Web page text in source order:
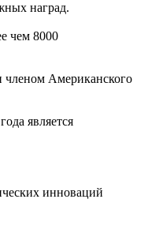
наград.
чем 8000
членом Американского
является
инноваций